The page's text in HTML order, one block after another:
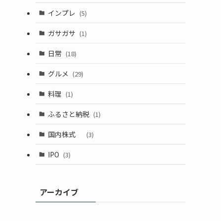
インプレ (5)
ガサガサ (1)
日常 (18)
グルメ (29)
料理 (1)
ふるさと納税 (1)
国内株式 (3)
IPO (3)
アーカイブ